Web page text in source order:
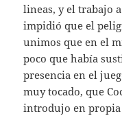
lineas, y el trabajo
impidió que el
unimos que en el
poco que había
presencia en el
muy tocado, que
introdujo en propia